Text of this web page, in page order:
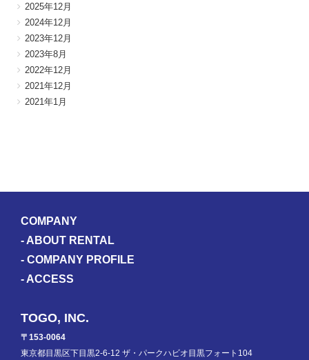
2025年12月
2024年12月
2023年12月
2023年8月
2022年12月
2021年12月
2021年1月
COMPANY
- ABOUT RENTAL
- COMPANY PROFILE
- ACCESS
TOGO, INC.
〒153-0064
東京都目黒区下目黒2-6-12 ザ・パークハビオ目黒フォート104